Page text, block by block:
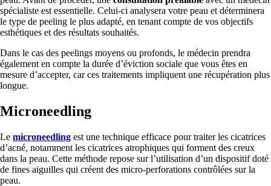
spécialiste est essentielle. Celui-ci analysera votre peau et déterminera
le type de peeling le plus adapté, en tenant compte de vos objectifs
esthétiques et des résultats souhaités.
Dans le cas des peelings moyens ou profonds, le médecin prendra
également en compte la durée d’éviction sociale que vous êtes en
mesure d’accepter, car ces traitements impliquent une récupération plus
longue.
Microneedling
Le microneedling est une technique efficace pour traiter les cicatrices
d’acné, notamment les cicatrices atrophiques qui forment des creux
dans la peau. Cette méthode repose sur l’utilisation d’un dispositif doté
de fines aiguilles qui créent des micro-perforations contrôlées sur la
peau.